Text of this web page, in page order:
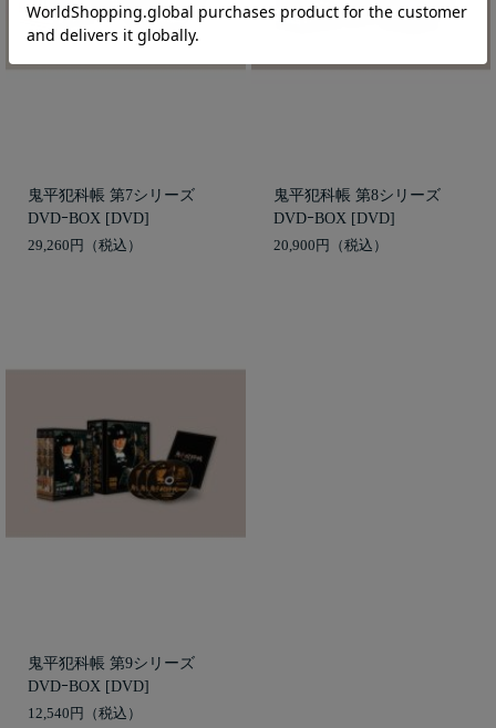
鬼平犯科帳 第7シリーズ
DVDｰBOX [DVD]
29,260円
鬼平犯科帳 第8シリーズ
DVDｰBOX [DVD]
20,900円
鬼平犯科帳 第9シリーズ
DVDｰBOX [DVD]
12,540円